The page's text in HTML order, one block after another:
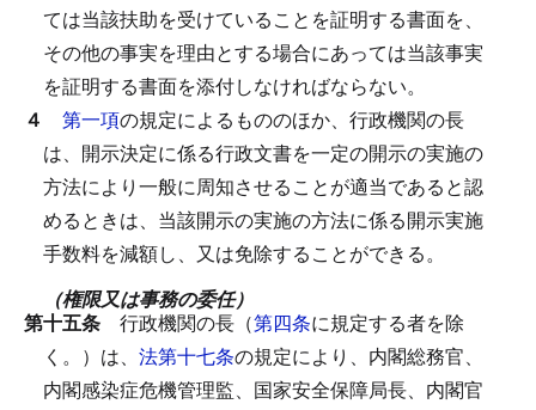
ては当該扶助を受けていることを証明する書面を、
その他の事実を理由とする場合にあっては当該事実
を証明する書面を添付しなければならない。
４ 第一項の規定によるもののほか、行政機関の長
は、開示決定に係る行政文書を一定の開示の実施の
方法により一般に周知させることが適当であると認
めるときは、当該開示の実施の方法に係る開示実施
手数料を減額し、又は免除することができる。
（権限又は事務の委任）
第十五条 行政機関の長（第四条に規定する者を除
く。）は、 法第十七条の規定により、内閣総務官、
内閣感染症危機管理監、国家安全保障局長、内閣官